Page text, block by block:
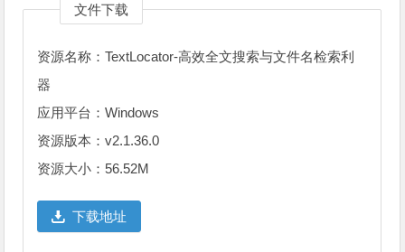
文件下载
资源名称：TextLocator-高效全文搜索与文件名检索利
器
应用平台：Windows
资源版本：v2.1.36.0
资源大小：56.52M
下载地址